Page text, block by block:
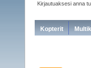
Kirjautuaksesi anna
Kopterit